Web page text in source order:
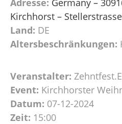
Kirchhorst –
Land: DE
Altersbeschränkungen:
Veranstalter:
Event: Kirchhorster
Datum: 07-12-2024
Zeit: 15:00